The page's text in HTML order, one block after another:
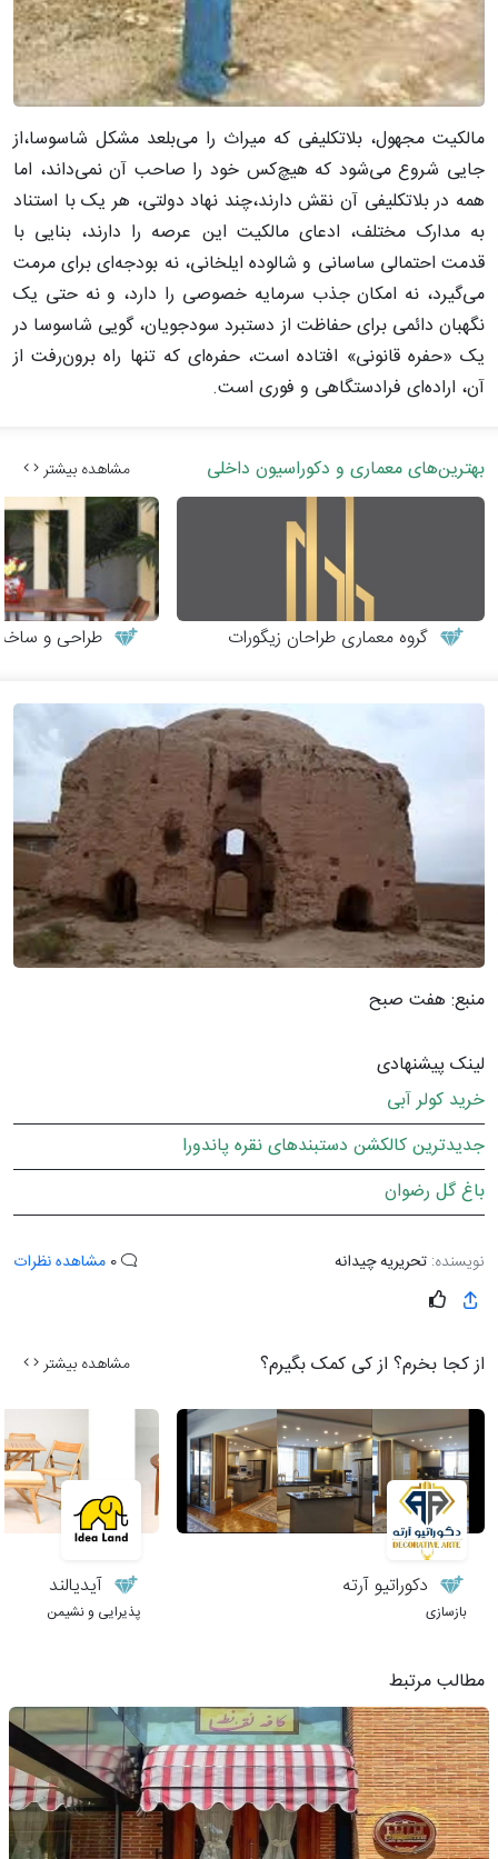
مالکیت مجهول، بلاتکلیفی که میراث را می‌بلعد مشکل شاسوسا،از
جایی شروع می‌شود که هیچ‌کس خود را صاحب آن نمی‌داند، اما
همه در بلاتکلیفی آن نقش دارند،چند نهاد دولتی، هر یک با استناد
به مدارک مختلف، ادعای مالکیت این عرصه را دارند، بنایی با
قدمت احتمالی ساسانی و شالوده ایلخانی، نه بودجه‌ای برای مرمت
می‌گیرد، نه امکان جذب سرمایه خصوصی را دارد، و نه حتی یک
نگهبان دائمی برای حفاظت از دستبرد سودجویان، گویی شاسوسا در
یک «حفره قانونی» افتاده است، حفره‌ای که تنها راه برون‌رفت از
آن، اراده‌ای فرادستگاهی و فوری است.
بهترین‌های معماری و دکوراسیون داخلی مشاهده بیشتر
گروه معماری طراحان زیگورات طراحی و ساخت
منبع: هفت صبح
لینک پیشنهادی
خرید کولر آبی
جدیدترین کالکشن دستبندهای نقره پاندورا
باغ گل رضوان
نویسنده: تحریریه چیدانه مشاهده نظرات
از کجا بخرم؟ از کی کمک بگیرم؟ مشاهده بیشتر
دکوراتیو آرته
بازسازی
آیدیالند
پذیرایی و نشیمن
مطالب مرتبط